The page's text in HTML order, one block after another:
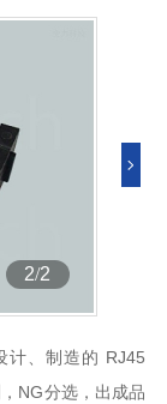
2/2
计、制造的 RJ45
NG分选，出成品